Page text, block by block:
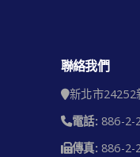
聯絡我們
新北市24252
電話: 886-2-
傳真: 886-2-